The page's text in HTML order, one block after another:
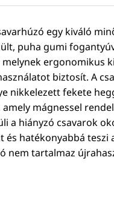
egy kiváló
puha gumi
melynek ergonomikus
biztosít. A
nikkelezett fekete
mágnessel
a hiányzó csavarok
és hatékonyabbá teszi
nem tartalmaz